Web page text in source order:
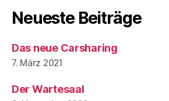
Neueste Beiträge
Das neue Carsharing
7. März 2021
Der Wartesaal